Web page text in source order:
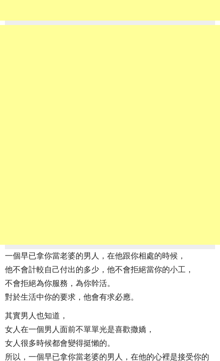
一個早已拿你當老婆的男人，在他跟你相處的時候，
他不會計較自己付出的多少，他不會拒絕當你的小工，
不會拒絕為你服務，為你幹活。
對於生活中你的要求，他會有求必應。
其實男人也知道，
女人在一個男人面前不單單光是喜歡撒嬌，
女人很多時候都會變得挺懶的。
所以，一個早已拿你當老婆的男人，在他的心裡是接受你的